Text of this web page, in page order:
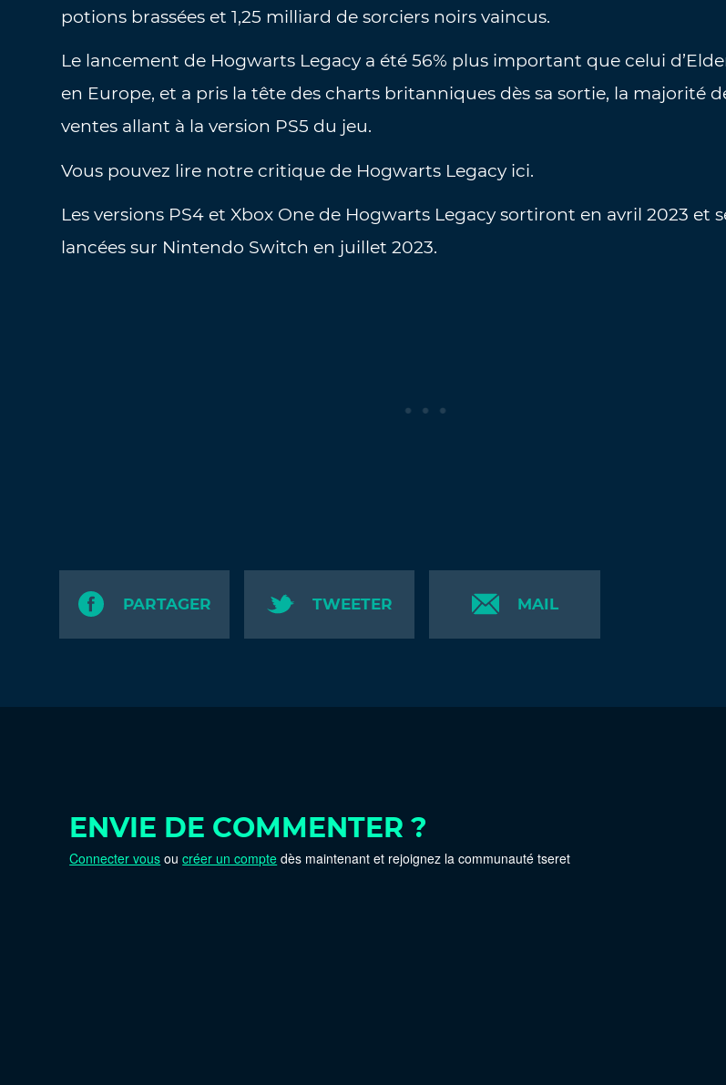
potions brassées et 1,25 milliard de sorciers noirs vaincus.
Le lancement de Hogwarts Legacy a été 56% plus important que celui
en Europe, et a pris la tête des charts britanniques dès sa sortie, la majorité
ventes allant à la version PS5 du jeu.
Vous pouvez lire notre critique de Hogwarts Legacy ici.
Les versions PS4 et Xbox One de Hogwarts Legacy sortiront en avril 2023 et
lancées sur Nintendo Switch en juillet 2023.
PARTAGER TWEETER MAIL
ENVIE DE COMMENTER ?
Connecter vous oucréer un compte dès maintenant et rejoignez la communauté tseret